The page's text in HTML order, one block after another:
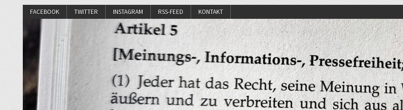
FACEBOOK TWITTER INSTAGRAM RSS-FEED KONTAKT